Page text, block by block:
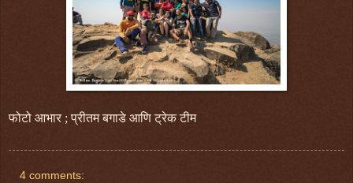
फोटो आभार ; प्रीतम बगाडे आणि ट्रेक टीम
4 comments: